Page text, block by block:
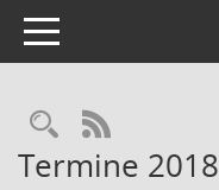
Toggle navigation
RSS-Feed
Termine 2018